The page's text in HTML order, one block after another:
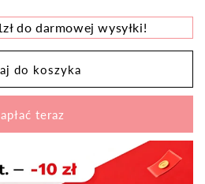
do darmowej wysyłki!
do koszyka
teraz